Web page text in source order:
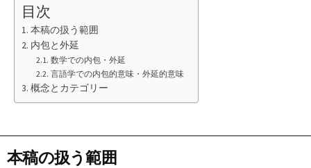
目次
本稿の扱う範囲
内包と外延
数学での内包・外延
言語学での内包的意味・外延的意味
概念とカテゴリー
本稿の扱う範囲